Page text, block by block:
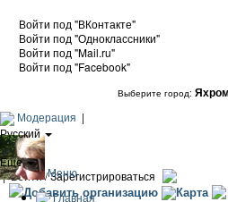
Войти под "ВКонтакте"
Войти под "Одноклассники"
Войти под "Mail.ru"
Войти под "Facebook"
Выберите город:
Модерация |
Русский
|
Еще
|Войти / Зарегистрироваться
Добавить организацию Карта
Меню
Главная